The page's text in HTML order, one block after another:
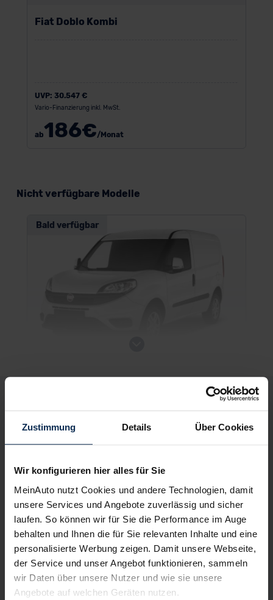
Zustimmung Details Über Cookies
Wir konfigurieren hier alles für Sie
MeinAuto nutzt Cookies und andere Technologien, damit
unsere Services und Angebote zuverlässig und sicher
laufen. So können wir für Sie die Performance im Auge
behalten und Ihnen die für Sie relevanten Inhalte und eine
personalisierte Werbung zeigen. Damit unsere Webseite,
der Service und unser Angebot funktionieren, sammeln
wir Daten über unsere Nutzer und wie sie unsere
Angebote auf welchen Geräten nutzen.
Fiat Doblo Kombi
UVP: 30.547 €
Vario-Finanzierung inkl. MwSt.
ab186€/Monat
Nicht verfügbare Modelle
Bald verfügbar
Fiat Doblo Cargo Normal Lieferwagen
Bald verfügbar
Volle Herstellergarantievom Vertragshändler vor Ort
Nur deutsche Neuwagen,keine EU-Reimporte